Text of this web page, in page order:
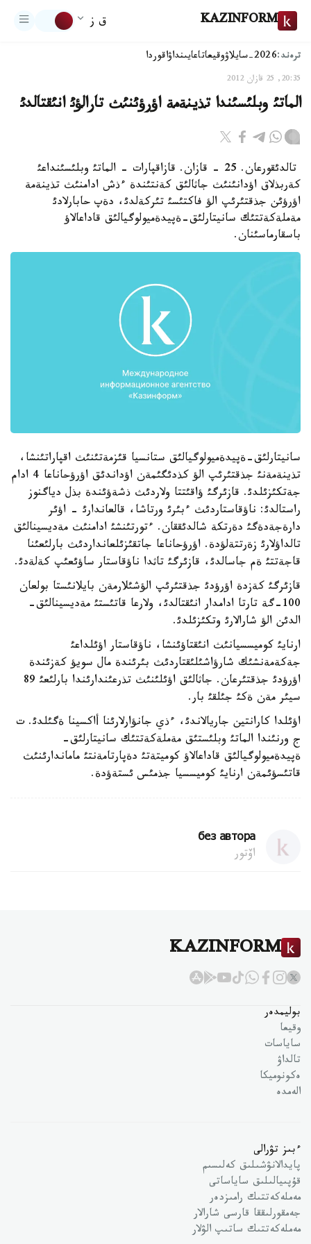
KAZINFORM ق ز
ترەند:2026-سايلاۋ وقيعاتاعايىنداۋاقوردا
20:35, 25 قازان 2012
الماتئ وبلئسئندا تذينةمة اؤرؤئنئث تارالؤئ انئقتالدئ
تالدئقورعان. 25 - قازان. قازاقپارات - الماتئ وبلئسئنداعئ
كةربذلاق اؤدانئنئث جاثالئق كةنتئندة ءذش ادامنئث تذينةمة
اؤرؤئن جذقتئرئپ الؤ فاكتئسئ تئركةلدئ، دةپ حابارلادئ
مةملةكةتتئك سانيتارلئق-ةپيدةميولوگيالئق قاداعالاؤ
باسقارماسئنان.
سانيتارلئق-ةپيدةميولوگيالئق ستانسيا قئزمةتئنئث اقپاراتئنشا،
تذينةمةنئ جذقتئرئپ الؤ كذدئگئمةن اؤداندئق اؤرؤحاناعا 4 ادام
جةتكئزئلدئ. قازئرگئ ؤاقئتتا ولاردئث ذشةؤئندة بذل دياگنوز
راستالدئ: ناؤقاستاردئث ءبئرئ ورتاشا، قالعاندارئ - اؤئر
دارةجةدةگئ دةرتكة شالدئققان. ءتورتئنشئ ادامنئث مةديسينالئق
تالداؤلارئ زةرتتةلؤدة. اؤرؤحاناعا جاتقئزئلعانداردئث بارلئعئنا
قاجةتتئ ةم جاسالدئ، قازئرگئ تاثدا ناؤقاستار ساؤئعئپ كةلةدئ.
قازئرگئ كةزدة اؤرؤدئ جذقتئرئپ الؤشئلارمةن بايلانئستا بولعان
100-گة تارتا ادامدار انئقتالدئ، ولارعا قاتئستئ مةديسينالئق-
الدئن الؤ شارالارئ وتكئزئلدئ.
ارنايئ كوميسسيانئث انئقتاؤئنشا، ناؤقاستار اؤئلداعئ
جةكةمةنشئك شارؤاشئلئقتاردئث بئرئندة مال سويؤ كةزئندة
اؤرؤدئ جذقتئرعان. جاثالئق اؤئلئنئث تذرعئندارئندا بارلئعئ 89
سيئر مةن ةكئ جئلقئ بار.
اؤئلدا كارانتين جاريالاندئ، ءذي جانؤارلارئنا أاكسينا ةگئلدئ. ت
ج ورنئندا الماتئ وبلئستئق مةملةكةتتئك سانيتارلئق-
ةپيدةميولوگيالئق قاداعالاؤ كوميتةتئ دةپارتامةنتئ ماماندارئنئث
قاتئسؤئمةن ارنايئ كوميسسيا جذمئس ئستةؤدة.
без автора
اۆتور
KAZINFORM
بوليمدەر
وقيعا
ساياسات
تالداۋ
ەكونوميكا
الەمدە
ءبىز تۋرالى
پايدالانۋشىلىق كەلىسىم
قۇپىيالىلىق ساياساتى
مەملەكەتتىك رامىزدەر
جەمقورلىققا قارسى شارالار
مەملەكەتتىك ساتىپ الۋلار